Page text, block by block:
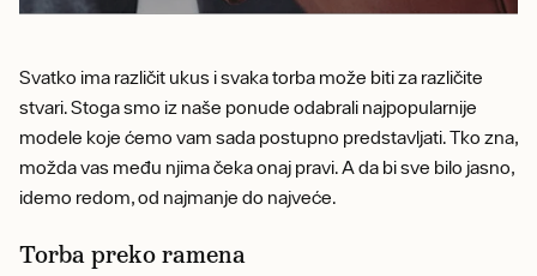
Svatko ima različit ukus i svaka torba može biti za različite
stvari. Stoga smo iz naše ponude odabrali najpopularnije
modele koje ćemo vam sada postupno predstavljati. Tko zna,
možda vas među njima čeka onaj pravi. A da bi sve bilo jasno,
idemo redom, od najmanje do najveće.
Torba preko ramena